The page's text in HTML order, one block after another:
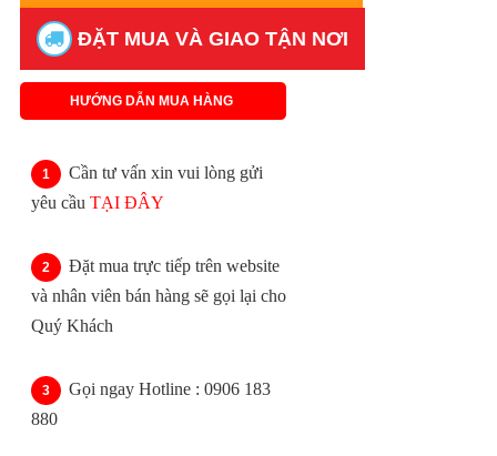
ĐẶT MUA VÀ GIAO TẬN NƠI
HƯỚNG DẪN MUA HÀNG
Cần tư vấn xin vui lòng gửi
yêu cầu TẠI ĐÂY
Đặt mua trực tiếp trên website
và nhân viên bán hàng sẽ gọi lại cho
Quý Khách
Gọi ngay Hotline : 0906 183
880